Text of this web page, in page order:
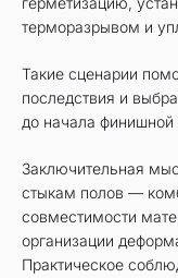
терморазрывом и
Такие сценарии
последствия и
до начала финишной
Заключительная
стыкам полов —
совместимости
организации
Практическое